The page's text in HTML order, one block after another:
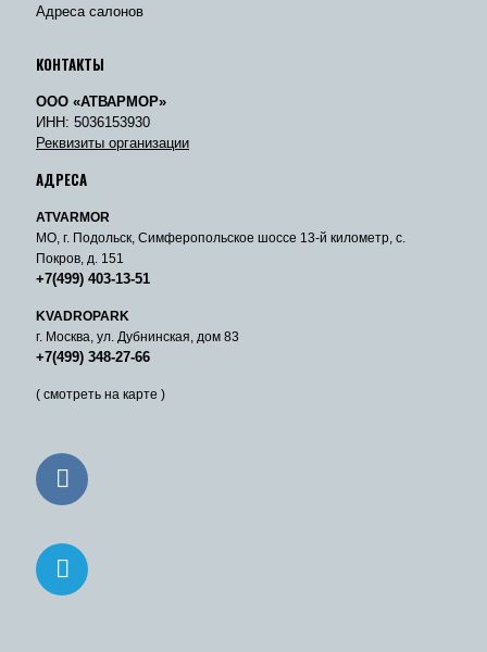
Адреса салонов
КОНТАКТЫ
ООО «АТВАРМОР»
ИНН: 5036153930
Реквизиты организации
АДРЕСА
ATVARMOR
МО, г. Подольск, Симферопольское шоссе 13-й километр, с.
Покров, д. 151
+7(499) 403-13-51
KVADROPARK
г. Москва, ул. Дубнинская, дом 83
+7(499) 348-27-66
( смотреть на карте )